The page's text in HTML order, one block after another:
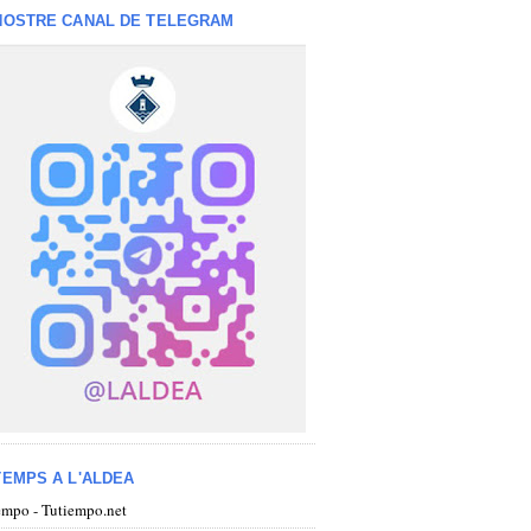
CANAL DE TELEGRAM
A L'ALDEA
- Tutiempo.net